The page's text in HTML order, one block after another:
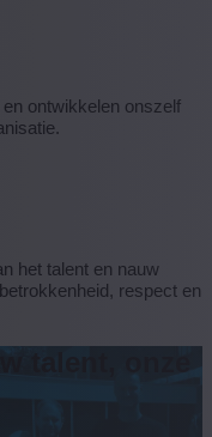
ontwikkelen onszelf
het talent en nauw
respect en
talent, onze